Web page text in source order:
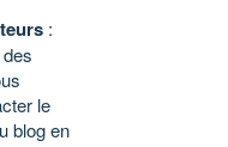
:
le
blog en